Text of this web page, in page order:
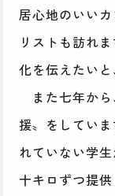
居心地のいい
リストも訪れ
化を伝えたいと
また七年から
援〟をしてい
れていない学
十キロずつ提